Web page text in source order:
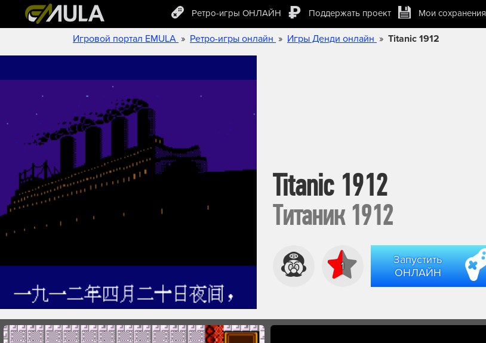
Ретро-игры ОНЛАЙН Поддержать проект Мои сохранения
Игровой портал EMULA » Ретро-игры онлайн » Игры Денди онлайн » Titanic 1912
Titanic 1912
Титаник 1912
1
Запустить
ОНЛАЙН